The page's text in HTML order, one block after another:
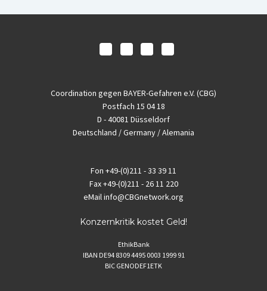
Coordination gegen BAYER-Gefahren e.V. (CBG)
Postfach 15 04 18
D - 40081 Düsseldorf
Deutschland / Germany / Alemania
Fon +49-(0)211 - 33 39 11
Fax+49-(0)211 - 26 11 220
eMailinfo@CBGnetwork.org
Konzernkritik kostet Geld!
EthikBank
IBAN DE94 8309 4495 0003 1999 91
BIC GENODEF1ETK